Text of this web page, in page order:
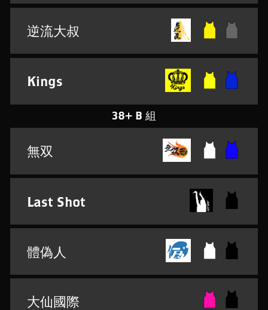
逆流大叔
Kings
38+ B 組
無双
Last Shot
體偽人
大仙國際